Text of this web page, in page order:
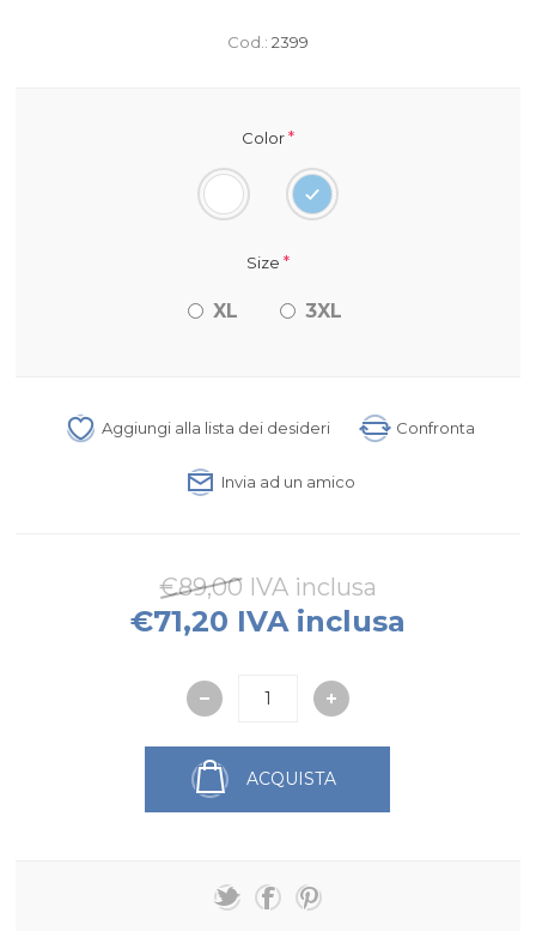
Cod.: 2399
Color*
Size *
XL 3XL
Aggiungi alla lista dei desideri Confronta
Invia ad un amico
€89,00 IVA inclusa
€71,20 IVA inclusa
ACQUISTA